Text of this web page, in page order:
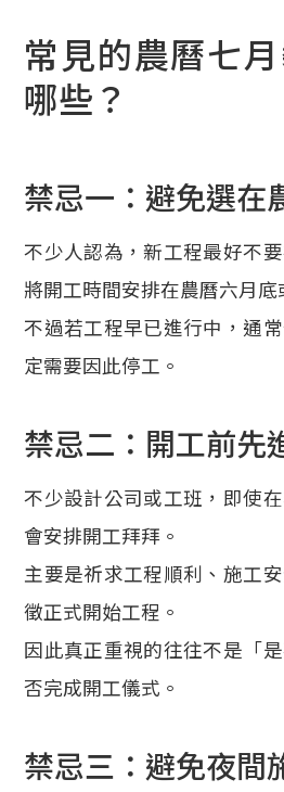
常見的農曆七
哪些？
禁忌一：避免選在
不少人認為，新工程最好不
將開工時間安排在農曆六月底
不過若工程早已進行中，通
定需要因此停工。
禁忌二：開工前先
不少設計公司或工班，即使
會安排開工拜拜。
主要是祈求工程順利、施工
徵正式開始工程。
因此真正重視的往往不是「
否完成開工儀式。
禁忌三：避免夜間